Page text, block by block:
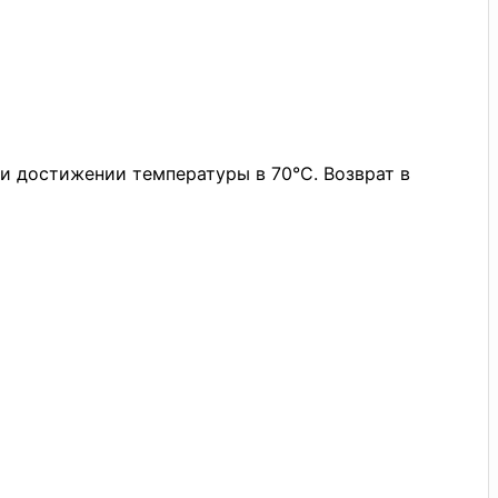
достижении температуры в 70°С. Возврат в